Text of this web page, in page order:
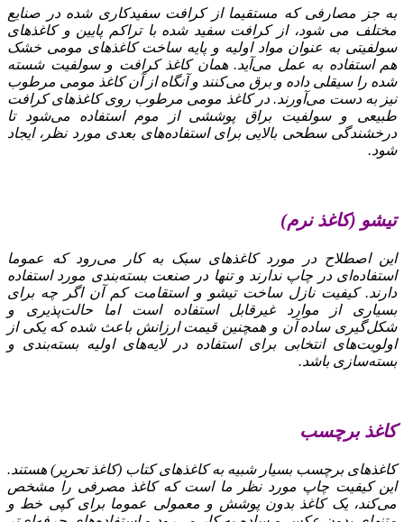
به جز مصارفی که مستقیما از کرافت سفیدکاری شده در صنایع
مختلف می‌ شود، از کرافت سفید شده با تراکم پایین و کاغذهای
سولفیتی به عنوان مواد اولیه و پایه ساخت کاغذهای مومی خشک
هم استفاده به عمل می‌آید. همان کاغذ کرافت و سولفیت شسته
شده را سیقلی داده و برق می‌کنند و آنگاه از آن کاغذ مومی مرطوب
نیز به دست می‌آورند. در کاغذ مومی مرطوب روی کاغذهای کرافت
طبیعی و سولفیت براق پوششی از موم استفاده می‌شود تا
درخشندگی سطحی بالایی برای استفاده‌های بعدی مورد نظر، ایجاد
شود.
تیشو (کاغذ نرم)
این اصطلاح در مورد کاغذهای سبک به کار می‌رود که عموما
استفاده‌ای در چاپ ندارند و تنها در صنعت بسته‌بندی مورد استفاده
دارند. کیفیت نازل ساخت تیشو و استقامت کم آن اگر چه برای
بسیاری از موارد غیرقابل استفاده است اما حالت‌پذیری و
شکل‌گیری ساده آن و همچنین قیمت ارزانش باعث شده که یکی از
اولویت‌های انتخابی برای استفاده در لایه‌های اولیه بسته‌بندی و
بسته‌سازی باشد.
کاغذ برچسب
کاغذهای برچسب بسیار شبیه به کاغذهای کتاب (کاغذ تحریر) هستند.
این کیفیت چاپ مورد نظر ما است که کاغذ مصرفی را مشخص
می‌کند، یک کاغذ بدون پوشش و معمولی عموما برای کپی خط و